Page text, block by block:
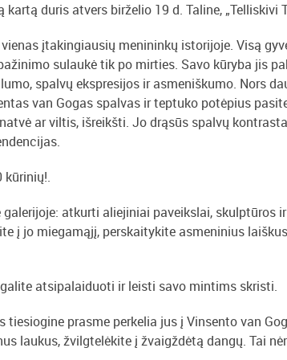
duris atvers birželio 19 d. Taline, „Telliskivi
įtakingiausių menininkų istorijoje. Visą
sulaukė tik po mirties. Savo kūryba jis
spalvų ekspresijos ir asmeniškumo. Nors
van Gogas spalvas ir teptuko potėpius
ar viltis, išreikšti. Jo drąsūs spalvų
kūrinių!.
atkurti aliejiniai paveikslai, skulptūros
į jo miegamąjį, perskaitykite asmeninius
atsipalaiduoti ir leisti savo mintims skristi.
tiesiogine prasme perkelia jus į Vinsento van
laukus, žvilgtelėkite į žvaigždėtą dangų. Tai